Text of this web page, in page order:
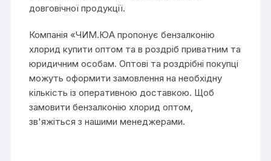
довговічної продукції.
Компанія «ЧИМ.ЮА пропонує бензалконію
хлорид купити оптом та в роздріб приватним та
юридичним особам. Оптові та роздрібні покупці
можуть оформити замовлення на необхідну
кількість із оперативною доставкою. Щоб
замовити бензалконію хлорид оптом,
зв'яжіться з нашими менеджерами.